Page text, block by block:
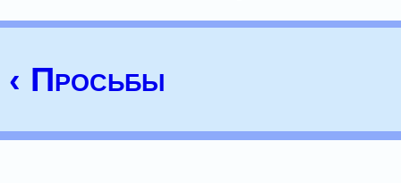
‹ Просьбы